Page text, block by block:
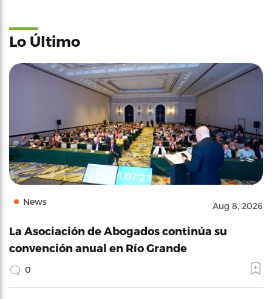
Lo Último
News Aug 8, 2026
La Asociación de Abogados continúa su
convención anual en Río Grande
0